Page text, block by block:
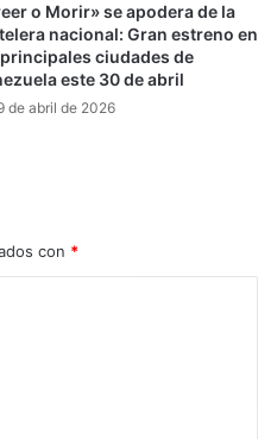
o Morir» se apodera de la
nacional: Gran estreno en
ciudades de
este 30 de abril
de abril de 2026
con *